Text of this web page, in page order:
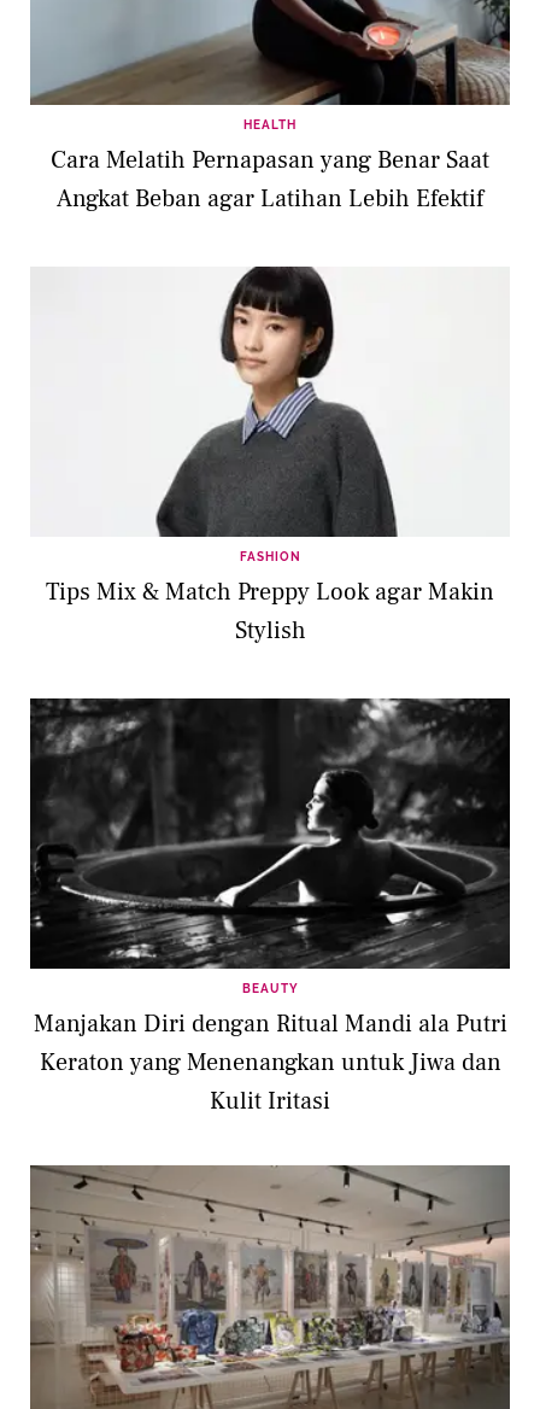
HEALTH
Cara Melatih Pernapasan yang Benar Saat
Angkat Beban agar Latihan Lebih Efektif
FASHION
Tips Mix & Match Preppy Look agar Makin
Stylish
BEAUTY
Manjakan Diri dengan Ritual Mandi ala Putri
Keraton yang Menenangkan untuk Jiwa dan
Kulit Iritasi